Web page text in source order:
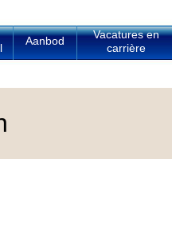
Aanbod
Vacatures en
carrière